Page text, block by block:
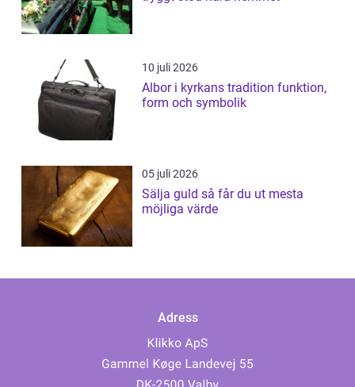
10 juli 2026
Albor i kyrkans tradition funktion,
form och symbolik
05 juli 2026
Sälja guld så får du ut mesta
möjliga värde
Adress